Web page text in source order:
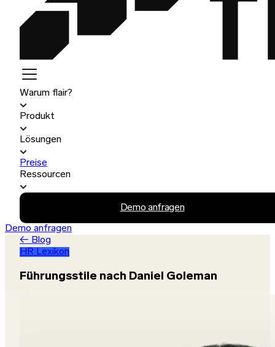
Warum flair?
Produkt
Lösungen
Preise
Ressourcen
Demo anfragen
Demo anfragen
← Blog
HR Lexikon
Führungsstile nach Daniel Goleman